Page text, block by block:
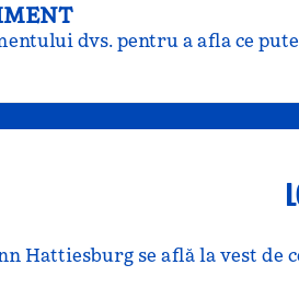
dvs. pentru a afla ce
Hattiesburg se află la vest